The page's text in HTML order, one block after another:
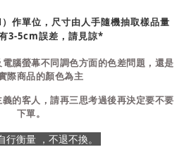
作單位，尺寸由人手隨機抽取樣品量
3-5cm誤差，請見諒*
腦螢幕不同調色方面的色差問題，還是
際商品的顏色為主
的客人，請再三思考過後再決定要不要
下單。
行衡量 ，不退不換。